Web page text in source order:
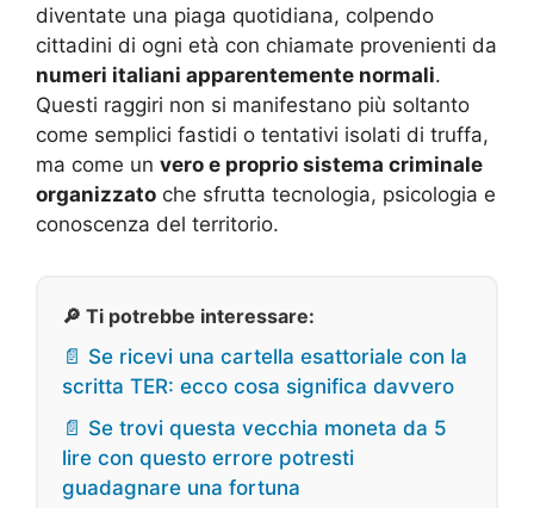
diventate una piaga quotidiana, colpendo
cittadini di ogni età con chiamate provenienti da
numeri italiani apparentemente normali.
Questi raggiri non si manifestano più soltanto
come semplici fastidi o tentativi isolati di truffa,
ma come un vero e proprio sistema criminale
organizzato che sfrutta tecnologia, psicologia e
conoscenza del territorio.
🔎 Ti potrebbe interessare:
📄 Se ricevi una cartella esattoriale con la
scritta TER: ecco cosa significa davvero
📄 Se trovi questa vecchia moneta da 5
lire con questo errore potresti
guadagnare una fortuna